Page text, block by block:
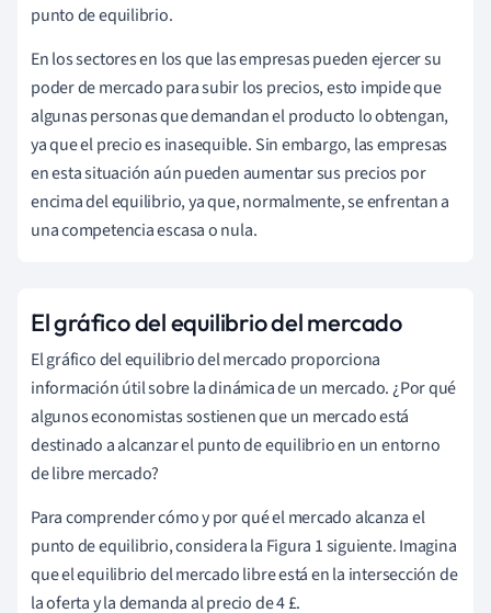
punto de equilibrio.
En los sectores en los que las empresas pueden ejercer su
poder de mercado para subir los precios, esto impide que
algunas personas que demandan el producto lo obtengan,
ya que el precio es inasequible. Sin embargo, las empresas
en esta situación aún pueden aumentar sus precios por
encima del equilibrio, ya que, normalmente, se enfrentan a
una competencia escasa o nula.
El gráfico del equilibrio del mercado
El gráfico del equilibrio del mercado proporciona
información útil sobre la dinámica de un mercado. ¿Por qué
algunos economistas sostienen que un mercado está
destinado a alcanzar el punto de equilibrio en un entorno
de libre mercado?
Para comprender cómo y por qué el mercado alcanza el
punto de equilibrio, considera la Figura 1 siguiente. Imagina
que el equilibrio del mercado libre está en la intersección de
la oferta y la demanda al precio de 4 £.